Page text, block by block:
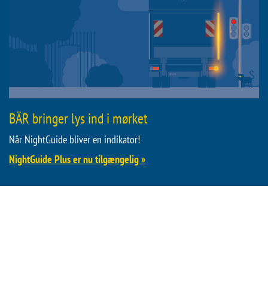
BÄR bringer lys ind i mørket
Når NightGuide bliver en indikator!
NightGuide Plus er nu tilgængelig »